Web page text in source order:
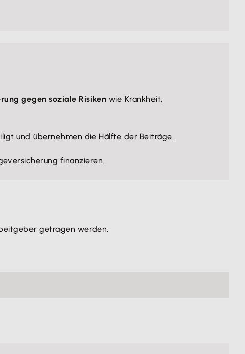
gegen soziale Risiken wie Krankheit,
und übernehmen die Hälfte der Beiträge.
finanzieren.
getragen werden.